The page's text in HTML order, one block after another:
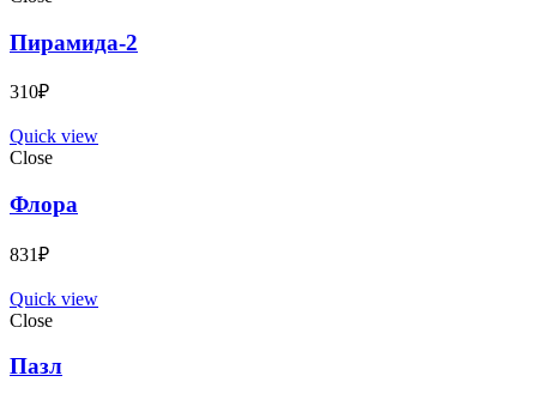
Пирамида-2
310₽
Quick view
Close
Флора
831₽
Quick view
Close
Пазл